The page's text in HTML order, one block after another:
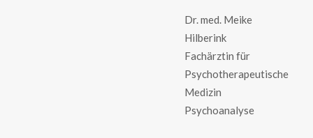
Dr. med. Meike
Hilberink
Fachärztin für
Psychotherapeutische
Medizin
Psychoanalyse